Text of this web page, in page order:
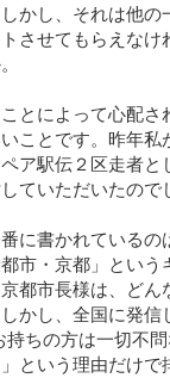
かし、それは他
させてもらえな
とによって心配さ
ことです。昨年私
ア駅伝２区走者
ていただいたので
に書かれているの
市・京都」という
都市長様は、どん
かし、全国に発信
持ちの方は一切不
」という理由だけ